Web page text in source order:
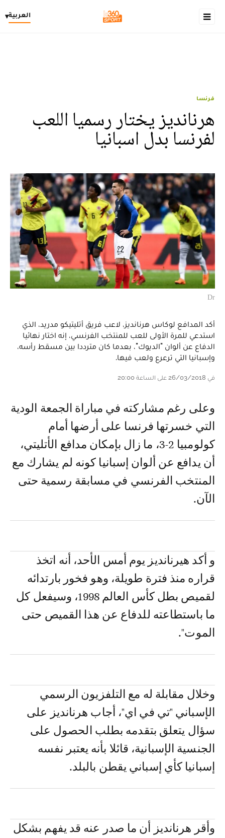
العربية▾
فرنسا
هرنانديز يختار رسميا اللعب
لفرنسا بدل اسبانيا
Dr
أكد المدافع لوكاس هرنانديز، لاعب فريق أتليتيكو مدريد، الذي
استدعي للمرة الأولى للعب للمنتخب الفرنسي، إنه اختار نهائيا
الدفاع عن ألوان "الديوك"، بعدما كان مترددا بين مسقط رأسه،
وإسبانيا التي ترعرع ولعب فيها.
في 26/03/2018 على الساعة 20:00
وعلى رغم مشاركته في مباراة الجمعة الودية
التي خسرتها فرنسا على أرضها أمام
كولومبيا 2-3، ما زال بإمكان مدافع الأتليتي،
أن يدافع عن ألوان إسبانيا كونه لم يشارك مع
المنتخب الفرنسي في مسابقة رسمية حتى
الآن.
و أكد هيرنانديز يوم أمس الأحد، أنه اتخذ
قراره منذ فترة طويلة، وهو فخور بارتدائه
لقميص بطل كأس العالم 1998، وسيفعل كل
ما باستطاعته للدفاع عن هذا القميص حتى
الموت".
وخلال مقابلة له مع التلفزيون الرسمي
الإسباني "تي في اي"، أجاب هرنانديز على
سؤال يتعلق بتقدمه بطلب الحصول على
الجنسية الإسبانية، قائلا بأنه يعتبر نفسه
إسبانيا كأي إسباني يقطن بالبلد.
وأقر هرنانديز أن ما صدر عنه قد يفهم بشكل